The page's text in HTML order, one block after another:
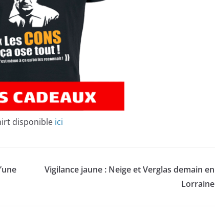
disponible ici
Vigilance jaune : Neige et Verglas demain en
Lorraine